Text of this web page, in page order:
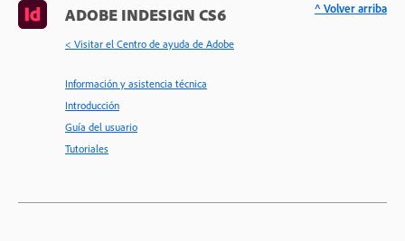
ADOBE INDESIGN CS6
< Visitar el Centro de ayuda de Adobe
Información y asistencia técnica
Introducción
Guía del usuario
Tutoriales
^ Volver arriba